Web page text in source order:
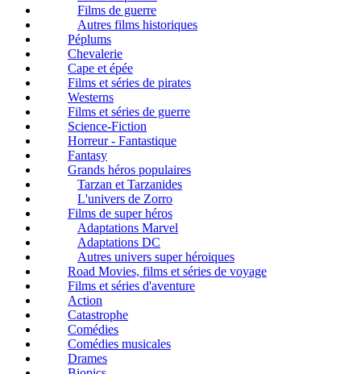
Films de guerre
Autres films historiques
Péplums
Chevalerie
Cape et épée
Films et séries de pirates
Westerns
Films et séries de guerre
Science-Fiction
Horreur - Fantastique
Fantasy
Grands héros populaires
Tarzan et Tarzanides
L'univers de Zorro
Films de super héros
Adaptations Marvel
Adaptations DC
Autres univers super héroiques
Road Movies, films et séries de voyage
Films et séries d'aventure
Action
Catastrophe
Comédies
Comédies musicales
Drames